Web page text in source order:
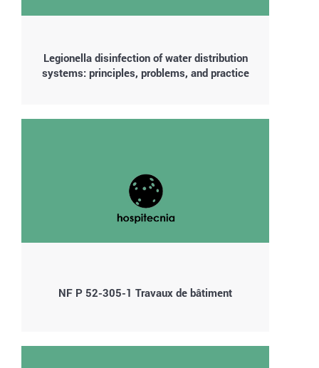
Legionella disinfection of water distribution
systems: principles, problems, and practice
NF P 52-305-1 Travaux de bâtiment